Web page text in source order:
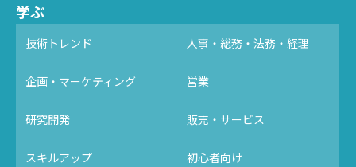
学ぶ
技術トレンド 人事・総務・法務・経理
企画・マーケティング 営業
研究開発 販売・サービス
スキルアップ 初心者向け